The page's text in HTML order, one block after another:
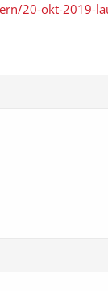
20-okt-2019-